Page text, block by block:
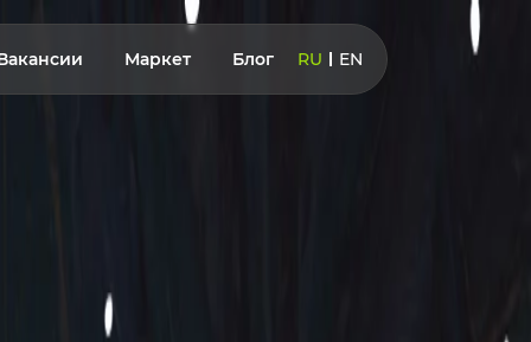
Маркет Блог RU EN